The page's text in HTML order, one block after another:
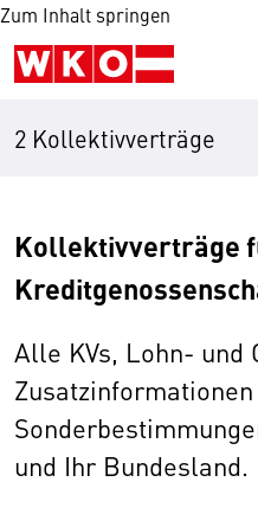
Zum Inhalt springen
2 Kollektivverträge
Kollektivverträge
Alle KVs, Lohn- und
Zusatzinformationen
und Ihr Bundesland.